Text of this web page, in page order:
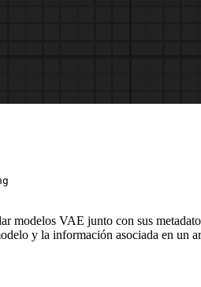
modelos VAE junto con sus
y la información asociada en un